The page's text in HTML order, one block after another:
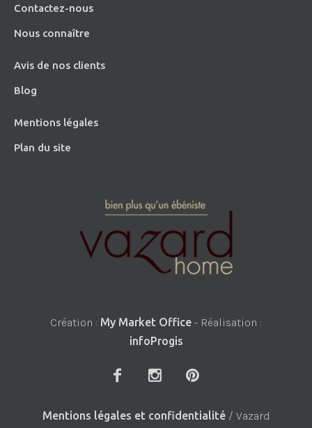
Contactez-nous
Nous connaître
Avis de nos clients
Blog
Mentions légales
Plan du site
Création : My Market Office - Réalisation :
infoProgis
Mentions légales et confidentialité/ Vazard